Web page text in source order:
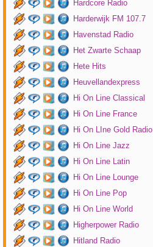
Hardcore Radio
Harderwijk FM 107.7
Havenstad Radio
Het Zwarte Schaap
Hete Hits
Heuvellandexpress
Hi On Line Classical
Hi On Line France
Hi On LIne Gold Radio
Hi On Line Jazz
Hi On Line Latin
Hi On Line Lounge
Hi On Line Pop
Hi On Line World
Higherpower Radio
Hitland Radio